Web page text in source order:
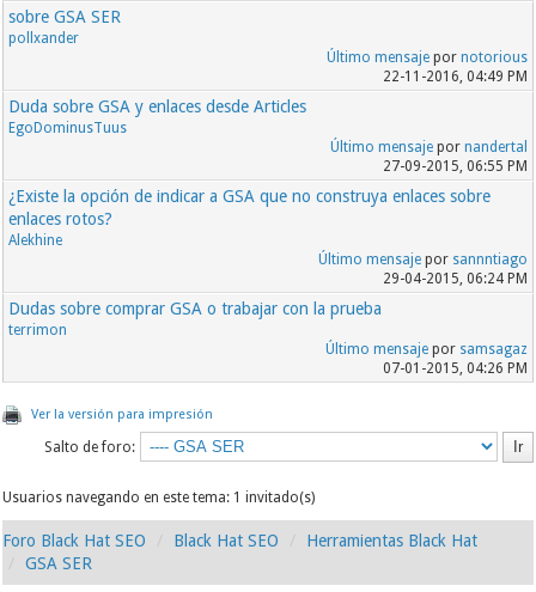
sobre GSA SER
pollxander
Último mensajepor notorious
22-11-2016, 04:49 PM
Duda sobre GSA y enlaces desde Articles
EgoDominusTuus
Último mensajepor nandertal
27-09-2015, 06:55 PM
¿Existe la opción de indicar a GSA que no construya enlaces sobre
enlaces rotos?
Alekhine
Último mensajepor sannntiago
29-04-2015, 06:24 PM
Dudas sobre comprar GSA o trabajar con la prueba
terrimon
Último mensajepor samsagaz
07-01-2015, 04:26 PM
Ver la versión para impresión
Salto de foro:
Usuarios navegando en este tema: 1 invitado(s)
Foro Black Hat SEO Black Hat SEO
Herramientas Black Hat
GSA SER